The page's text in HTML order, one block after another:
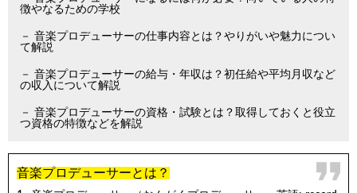
徴やなるための学校
音楽プロデューサーの仕事内容とは？やりがいや魅力につい
て解説
音楽プロデューサーの給与・年収は？初任給や平均月収など
の収入について解説
音楽プロデューサーの資格・試験とは？取得しておくと役立
つ資格の特徴などを解説
音楽プロデューサーとは？